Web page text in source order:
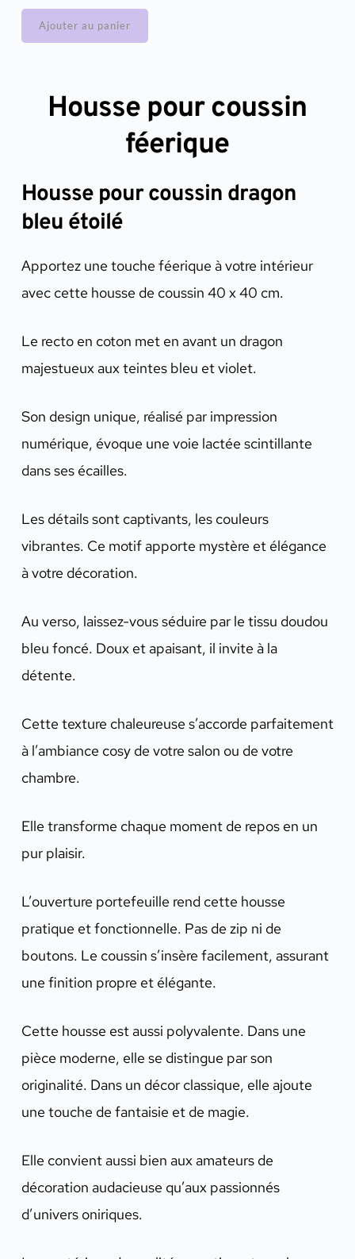
36,00 €
Ajouter au panier
Housse pour coussin
féerique
Housse pour coussin dragon
bleu étoilé
Apportez une touche féerique à votre intérieur
avec cette housse de coussin 40 x 40 cm.
Le recto en coton met en avant un dragon
majestueux aux teintes bleu et violet.
Son design unique, réalisé par impression
numérique, évoque une voie lactée scintillante
dans ses écailles.
Les détails sont captivants, les couleurs
vibrantes. Ce motif apporte mystère et élégance
à votre décoration.
Au verso, laissez-vous séduire par le tissu doudou
bleu foncé. Doux et apaisant, il invite à la
détente.
Cette texture chaleureuse s’accorde parfaitement
à l’ambiance cosy de votre salon ou de votre
chambre.
Elle transforme chaque moment de repos en un
pur plaisir.
L’ouverture portefeuille rend cette housse
pratique et fonctionnelle. Pas de zip ni de
boutons. Le coussin s’insère facilement, assurant
une finition propre et élégante.
Cette housse est aussi polyvalente. Dans une
pièce moderne, elle se distingue par son
originalité. Dans un décor classique, elle ajoute
une touche de fantaisie et de magie.
Elle convient aussi bien aux amateurs de
décoration audacieuse qu’aux passionnés
d’univers oniriques.